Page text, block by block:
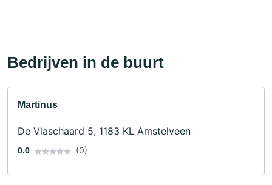
Bedrijven in de buurt
Martinus
De Vlaschaard 5, 1183 KL Amstelveen
0.0 (0)